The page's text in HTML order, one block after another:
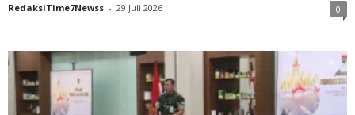
RedaksiTime7Newss - 29 Juli 2026 0